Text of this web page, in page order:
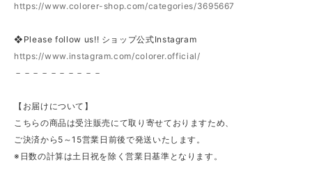
https://www.colorer-shop.com/categories/3695667
❖Please follow us!! ショップ公式Instagram
https://www.instagram.com/colorer.official/
－－－－－－－－－－
【お届けについて】
こちらの商品は受注販売にて取り寄せておりますため、
ご決済から5～15営業日前後で発送いたします。
※日数の計算は土日祝を除く営業日基準となります。